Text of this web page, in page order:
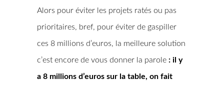
Alors pour éviter les projets ratés ou pas
prioritaires, bref, pour éviter de gaspiller
ces 8 millions d’euros, la meilleure solution
c’est encore de vous donner la parole : il y
a 8 millions d’euros sur la table, on fait